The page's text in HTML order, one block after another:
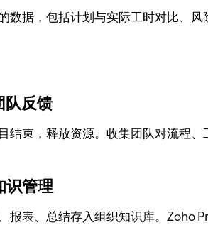
数据，包括计划与实际工时对比、
队反馈
结束，释放资源。收集团队对流程
识管理
报表、总结存入组织知识库。Zoho